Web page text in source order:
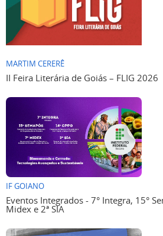
MARTIM CERERÊ
II Feira Literária de Goiás – FLIG 2026
IF GOIANO
Eventos Integrados - 7° Integra, 15°
Midex e 2ª SIA